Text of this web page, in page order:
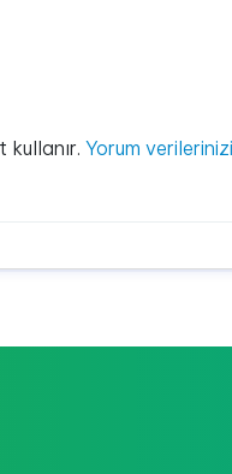
Yorum